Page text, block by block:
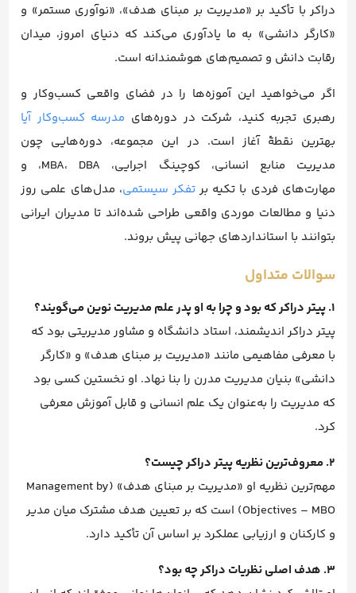
دراکر با تأکید بر «مدیریت بر مبنای هدف»، «نوآوری مستمر» و
«کارگر دانشی» به ما یادآوری می‌کند که دنیای امروز، میدان
رقابت دانش و تصمیم‌های هوشمندانه است.
اگر می‌خواهید این آموزه‌ها را در فضای واقعی کسب‌وکار و
رهبری تجربه کنید، شرکت در دوره‌های مدرسه کسب‌وکار آیا
بهترین نقطهٔ آغاز است. در این مجموعه، دوره‌هایی چون
مدیریت منابع انسانی، کوچینگ اجرایی، MBA، DBA، و
مهارت‌های فردی با تکیه برتفکر سیستمی، مدل‌های علمی روز
دنیا و مطالعات موردی واقعی طراحی شده‌اند تا مدیران ایرانی
بتوانند با استانداردهای جهانی پیش بروند.
سوالات متداول
۱. پیتر دراکر که بود و چرا به او پدر علم مدیریت نوین می‌گویند؟
پیتر دراکر اندیشمند، استاد دانشگاه و مشاور مدیریتی بود که
با معرفی مفاهیمی مانند «مدیریت بر مبنای هدف» و «کارگر
دانشی» بنیان مدیریت مدرن را بنا نهاد. او نخستین کسی بود
که مدیریت را به‌عنوان یک علم انسانی و قابل آموزش معرفی
کرد.
۲. معروف‌ترین نظریه پیتر دراکر چیست؟
مهم‌ترین نظریه او «مدیریت بر مبنای هدف» (Management by
Objectives – MBO) است که بر تعیین هدف مشترک میان مدیر
و کارکنان و ارزیابی عملکرد بر اساس آن تأکید دارد.
۳. هدف اصلی نظریات دراکر چه بود؟